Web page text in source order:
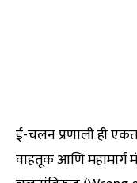
ई-चलन प्रणाली ही
वाहतूक आणि महामार्ग